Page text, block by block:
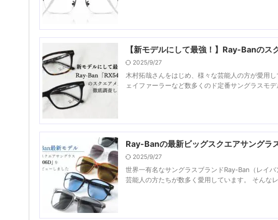
【新モデルにして最強！】Ray-Banの
2025/9/27
木村拓哉さんをはじめ、様々な芸能人の方が愛用
ェイファーラーなど数多くのド定番サングラスモ
Ray-Banの最新ビッグスクエアサングラ
2025/9/27
世界一有名なサングラスブランドRay-Ban（レイ
芸能人の方たちが数多く愛用しています。 そんな